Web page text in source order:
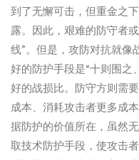
到了无懈可击，但重金之
露。因此，艰难的防守者
线”。但是，攻防对抗就像
好的防护手段是“十则围之
好的战损比。防守方则需
成本、消耗攻击者更多成
据防护的价值所在，虽然
取技术防护手段，使攻击